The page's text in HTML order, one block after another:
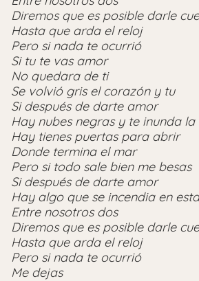
Diremos que es posible darle
Hasta que arda el reloj
Pero si nada te ocurrió
Si tu te vas amor
No quedara de ti
Se volvió gris el corazón y tu
Si después de darte amor
Hay nubes negras y te inunda
Hay tienes puertas para abrir
Donde termina el mar
Pero si todo sale bien me besas
Si después de darte amor
Hay algo que se incendia en
Entre nosotros dos
Diremos que es posible darle
Hasta que arda el reloj
Pero si nada te ocurrió
Me dejas